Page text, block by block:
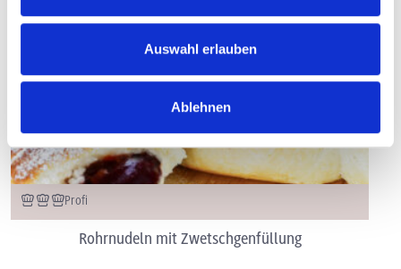
Auswahl erlauben
Ablehnen
Profi
Rohrnudeln mit Zwetschgenfüllung